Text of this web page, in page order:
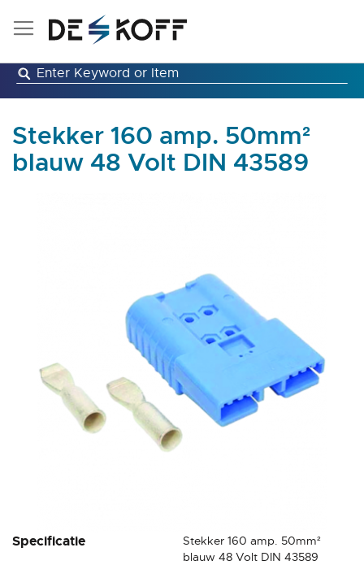
Ga
inhoud
Stekker 160 amp. 50mm²
blauw 48 Volt DIN 43589
Specificatie
Stekker 160 amp. 50mm²
blauw 48 Volt DIN 43589
Ga